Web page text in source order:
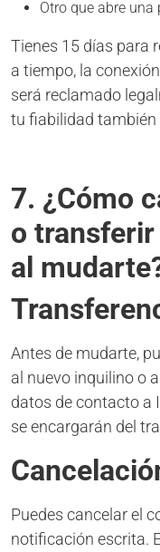
Otro que abre
Tienes 15 días para
a tiempo, la
será reclamado
tu fiabilidad también
7. ¿Cómo
o
al
Antes de mudarte,
al nuevo inquilino o
datos de contacto a
se encargarán del
Puedes cancelar el
notificación escrita.